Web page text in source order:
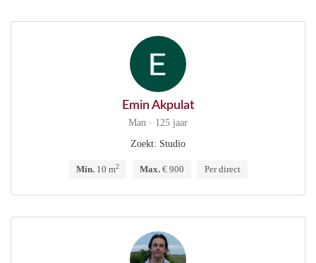
Emin Akpulat
Man · 125 jaar
Zoekt: Studio
Min.10 m2 Max.€ 900 Per direct